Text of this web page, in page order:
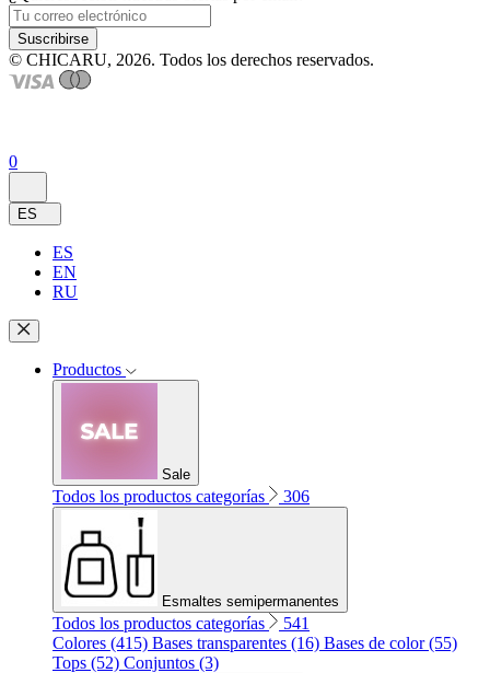
Suscribirse
© CHICARU, 2026. Todos los derechos reservados.
0
ES
ES
EN
RU
Productos
Sale
Todos los productos categorías 306
Esmaltes semipermanentes
Todos los productos categorías
541
Colores (415) Bases transparentes (16) Bases de color (55)
Tops (52) Conjuntos (3)